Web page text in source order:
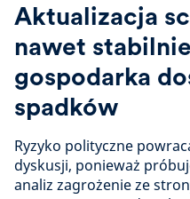
Aktualizacja
nawet
gospodarka
spadków
Ryzyko polityczne
dyskusji, ponieważ
analiz zagrożenie ze